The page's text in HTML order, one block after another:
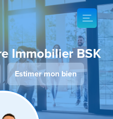
Immobilier BSK
Estimer mon bien